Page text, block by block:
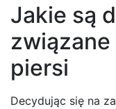
Jakie są
piersi
Decydując się na